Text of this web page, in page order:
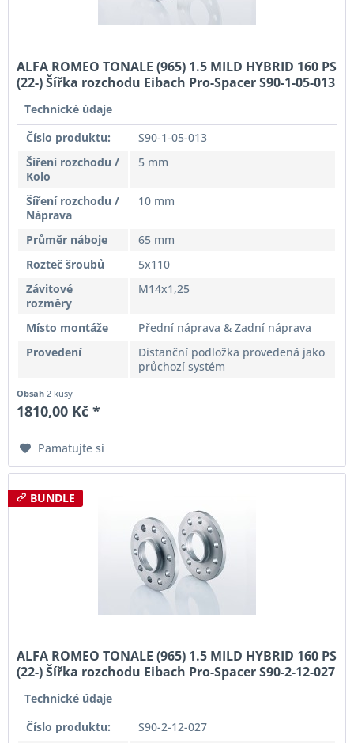
ALFA ROMEO TONALE (965) 1.5 MILD HYBRID 160 PS
(22-) Šířka rozchodu Eibach Pro-Spacer S90-1-05-013
Technické údaje
Číslo produktu:
S90-1-05-013
Šíření rozchodu /
Kolo
5 mm
Šíření rozchodu /
Náprava
10 mm
Průměr náboje
65 mm
Rozteč šroubů
5x110
Závitové
rozměry
M14x1,25
Místo montáže
Přední náprava & Zadní náprava
Provedení
Distanční podložka provedená jako
průchozí systém
Obsah 2 kusy
1810,00 Kč *
Pamatujte si
BUNDLE
ALFA ROMEO TONALE (965) 1.5 MILD HYBRID 160 PS
(22-) Šířka rozchodu Eibach Pro-Spacer S90-2-12-027
Technické údaje
Číslo produktu:
S90-2-12-027